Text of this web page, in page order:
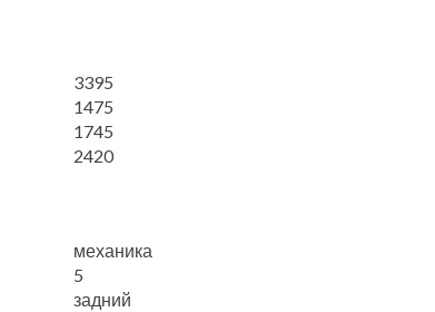
3395
1475
1745
2420
механика
5
задний